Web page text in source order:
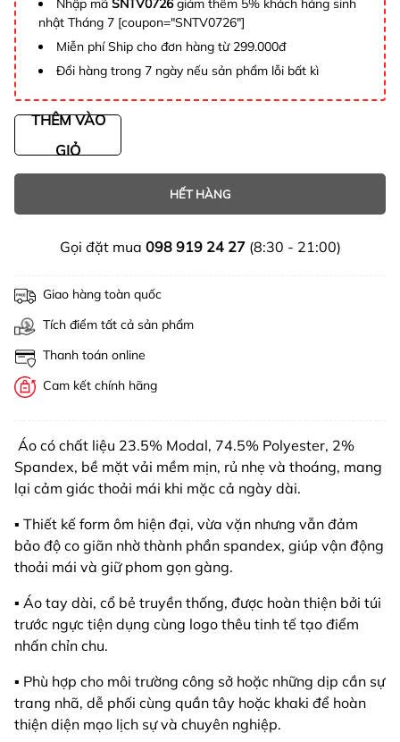
Nhập mã SNTV0726giảm thêm 5% khách háng sinh
nhật Tháng 7 [coupon="SNTV0726"]
Miễn phí Ship cho đơn hàng từ 299.000đ
Đổi hàng trong 7 ngày nếu sản phẩm lỗi bất kì
THÊM VÀO
GIỎ
HẾT HÀNG
Gọi đặt mua 098 919 24 27(8:30 - 21:00)
Giao hàng toàn quốc
Tích điểm tất cả sản phẩm
Thanh toán online
Cam kết chính hãng
Áo có chất liệu 23.5% Modal, 74.5% Polyester, 2%
Spandex, bề mặt vải mềm mịn, rủ nhẹ và thoáng, mang
lại cảm giác thoải mái khi mặc cả ngày dài.
▪️ Thiết kế form ôm hiện đại, vừa vặn nhưng vẫn đảm
bảo độ co giãn nhờ thành phần spandex, giúp vận động
thoải mái và giữ phom gọn gàng.
▪️ Áo tay dài, cổ bẻ truyền thống, được hoàn thiện bởi túi
trước ngực tiện dụng cùng logo thêu tinh tế tạo điểm
nhấn chỉn chu.
▪️ Phù hợp cho môi trường công sở hoặc những dịp cần sự
trang nhã, dễ phối cùng quần tây hoặc khaki để hoàn
thiện diện mạo lịch sự và chuyên nghiệp.